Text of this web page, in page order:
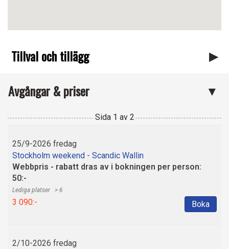
Tillval och tillägg
Avgångar & priser
Sida 1 av 2
25/9-2026 fredag
Stockholm weekend - Scandic Wallin
Webbpris - rabatt dras av i bokningen per person:
50:-
> 6
3 090:- Boka
2/10-2026 fredag